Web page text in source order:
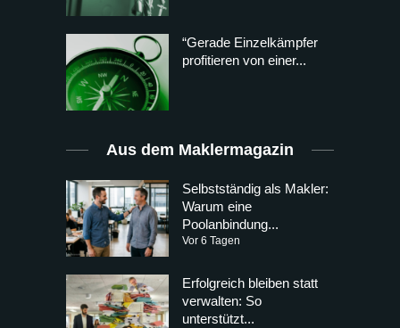
“Gerade Einzelkämpfer
profitieren von einer...
Aus dem Maklermagazin
Selbstständig als Makler:
Warum eine
Poolanbindung...
Vor 6 Tagen
Erfolgreich bleiben statt
verwalten: So
unterstützt...